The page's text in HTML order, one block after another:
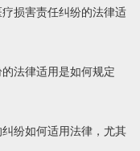
损害责任纠纷的法律适
法律适用是如何规定
纷如何适用法律，尤其